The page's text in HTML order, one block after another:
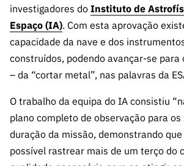
investigadores do Instituto de
Espaço (IA). Com esta aprovação
capacidade da nave e dos
construídos, podendo avançar-se para
– da “cortar metal”, nas palavras da
O trabalho da equipa do IA consistiu
plano completo de observação para os
duração da missão, demonstrando
possível rastrear mais de um terço do